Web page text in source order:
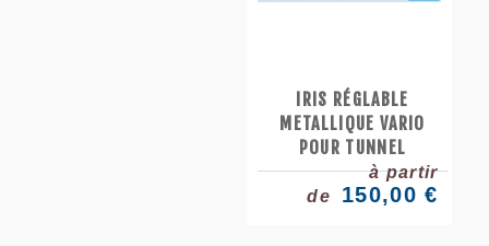
IRIS RÉGLABLE
METALLIQUE VARIO
POUR TUNNEL
à partir
de
150,00 €